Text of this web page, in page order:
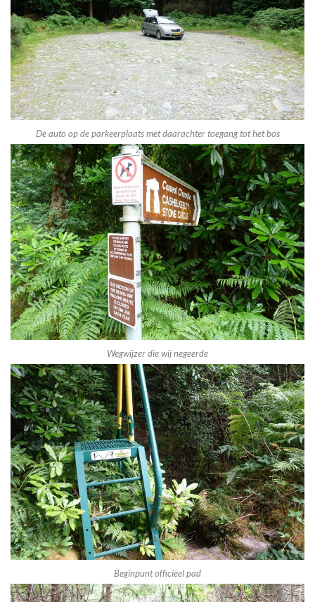
De auto op de parkeerplaats met daarachter toegang tot het bos
Wegwijzer die wij negeerde
Beginpunt officiëel pad